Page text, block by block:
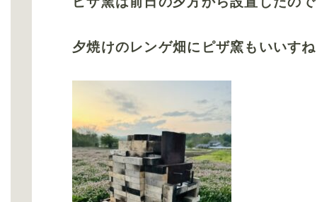
夕焼けのレンゲ畑にピザ窯もいいすね